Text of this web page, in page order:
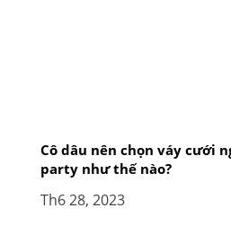
Cô dâu nên chọn váy cưới
party như thế nào?
Th6 28, 2023